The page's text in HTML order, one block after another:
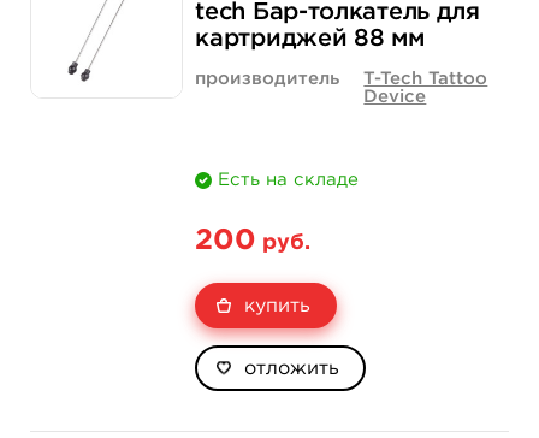
Количество нет на складе купить
tech Бар-толкатель для
картриджей 88 мм
производитель
T-Tech Tattoo
Device
Есть на складе
200 руб.
купить
отложить